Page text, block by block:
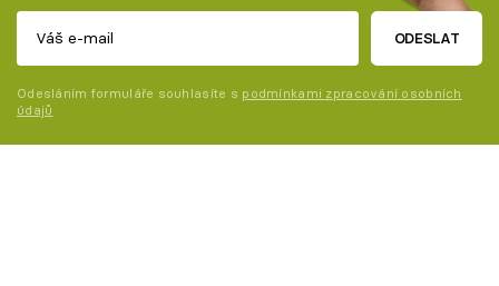
ODESLAT
Odesláním formuláře souhlasíte s podmínkami zpracování osobních
údajů